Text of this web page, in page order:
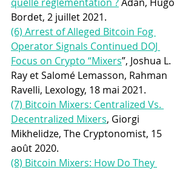
Bordet, 2 juillet 2021.
(6) Arrest of Alleged Bitcoin Fog
Operator Signals Continued DOJ
Focus on Crypto “Mixers”, Joshua L.
Ray et Salomé Lemasson, Rahman
Ravelli, Lexology, 18 mai 2021.
(7) Bitcoin Mixers: Centralized Vs.
Decentralized Mixers, Giorgi
Mikhelidze, The Cryptonomist, 15
août 2020.
(8) Bitcoin Mixers: How Do They